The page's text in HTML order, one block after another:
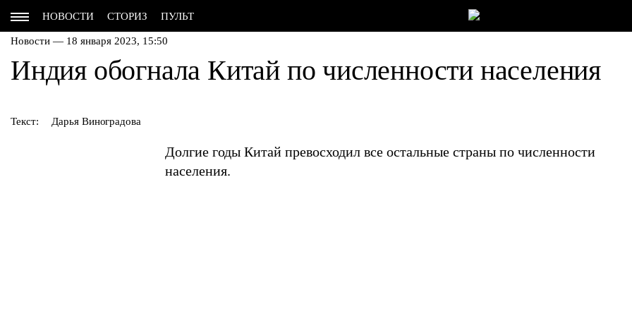
НОВОСТИ СТОРИЗ ПУЛЬТ
Новости — 18 января 2023, 15:50
Индия обогнала Китай по численности населения
Текст: Дарья Виноградова
Долгие годы Китай превосходил все остальные страны по численности
населения.